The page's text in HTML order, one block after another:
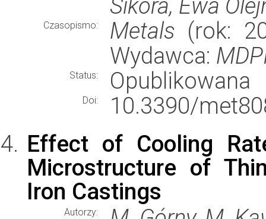
Sikora, Ewa
Czasopismo: Metals (rok:
Wydawca:
Status: Opublikowana
Doi:
10.3390/
Effect of Cooling
Microstructure of
Iron Castings
Autorzy: